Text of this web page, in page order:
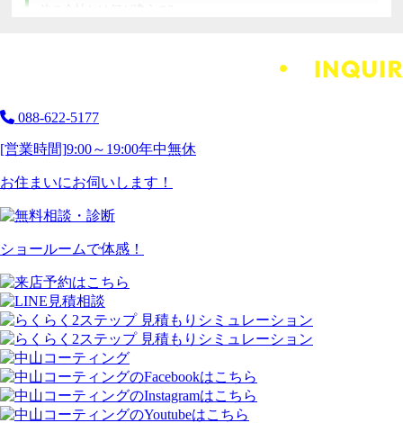
他の会社とは何が違うの?
088-622-5177
[営業時間]9:00～19:00年中無休
お住まいにお伺いします！
ショールームで体感！